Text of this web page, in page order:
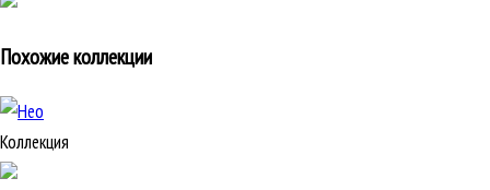
Похожие коллекции
Коллекция